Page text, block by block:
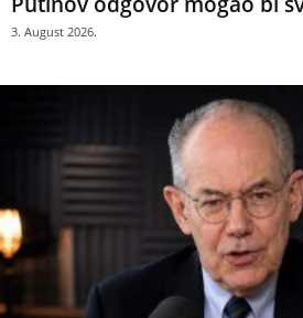
3. August 2026.